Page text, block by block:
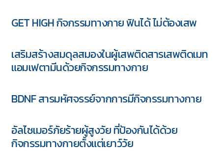
GET HIGH กิจกรรมทางกาย ฟินได้ ไม่ต้องเสพ
เสริมสร้างสมดุลสมองในผู้เสพติดสารเสพติดเมท
แอมเฟตามีนด้วยกิจกรรมทางกาย
BDNF สารมหัศจรรย์จากการมีกิจกรรมทางกาย
อัลไซเมอร์ภัยร้ายผู้สูงวัย ที่ป้องกันได้ด้วย
กิจกรรมทางกายตั้งแต่เยาว์วัย